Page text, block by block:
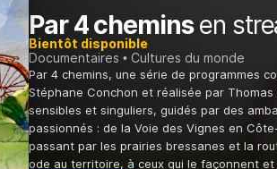
Par 4 cheminsen
Bientôt disponible
Documentaires
Cultures du monde
Par 4 chemins, une série de programmes
Stéphane Conchon et réalisée par
sensibles et singuliers, guidés par des
passionnés : de la Voie des Vignes en
passant par les prairies bressanes et la
ode au territoire, à ceux qui le façonnent